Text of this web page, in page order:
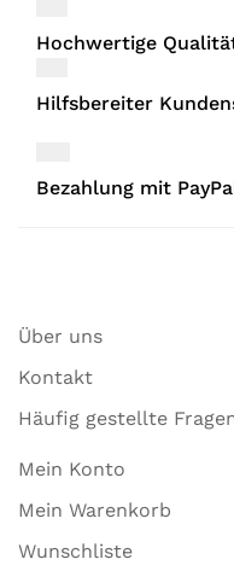
Hochwertige
Hilfsbereiter
Bezahlung mit
Über uns
Kontakt
Häufig gestellte
Mein Konto
Mein Warenkorb
Wunschliste